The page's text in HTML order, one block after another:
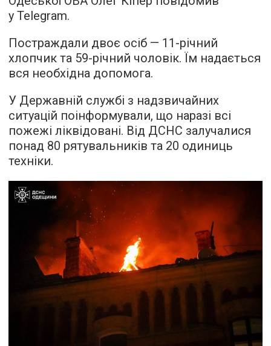
у Telegram.
Постраждали двоє осіб — 11-річний
хлопчик та 59-річний чоловік. Їм надається
вся необхідна допомога.
У Державній службі з надзвичайних
ситуацій поінформували, що наразі всі
пожежі ліквідовані. Від ДСНС залучалися
понад 80 рятувальників та 20 одиниць
техніки.